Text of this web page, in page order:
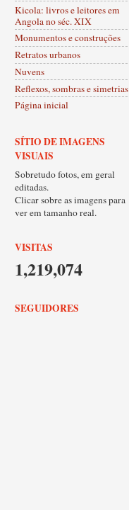
Kicola: livros e leitores em
Angola no séc. XIX
Monumentos e construções
Retratos urbanos
Nuvens
Reflexos, sombras e simetrias
Página inicial
SÍTIO DE IMAGENS
VISUAIS
Sobretudo fotos, em geral
editadas.
Clicar sobre as imagens para
ver em tamanho real.
VISITAS
1,219,074
SEGUIDORES